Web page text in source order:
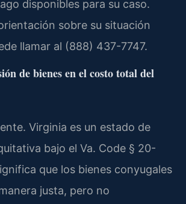
disponibles para su caso.
sobre su situación
llamar al (888) 437-7747.
de bienes en el costo total del
Virginia es un estado de
bajo el Va. Code § 20-
que los bienes conyugales
justa, pero no